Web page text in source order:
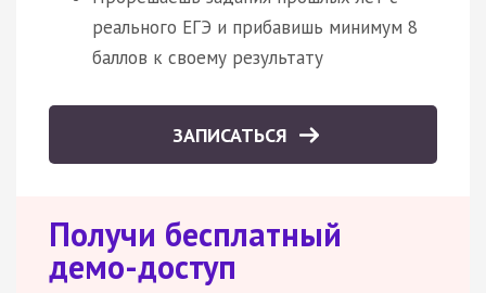
реального ЕГЭ и прибавишь минимум 8
баллов к своему результату
ЗАПИСАТЬСЯ
Получи бесплатный
демо-доступ